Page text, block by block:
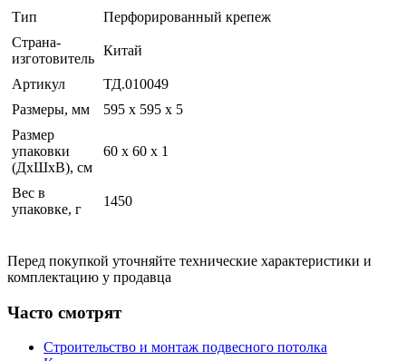
Тип
Перфорированный крепеж
Страна-
изготовитель
Китай
Артикул
ТД.010049
Размеры, мм
595 х 595 х 5
Размер
упаковки
(ДхШхВ), см
60 x 60 x 1
Вес в
упаковке, г
1450
Перед покупкой уточняйте технические характеристики и
комплектацию у продавца
Часто смотрят
Строительство и монтаж подвесного потолка